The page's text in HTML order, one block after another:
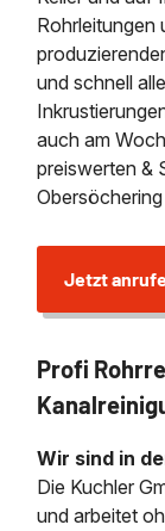
Rohrleitungen
und schnell
auch am
preiswerten &
Jetzt
Profi
Wir sind in
Die Kuchler
und arbeitet